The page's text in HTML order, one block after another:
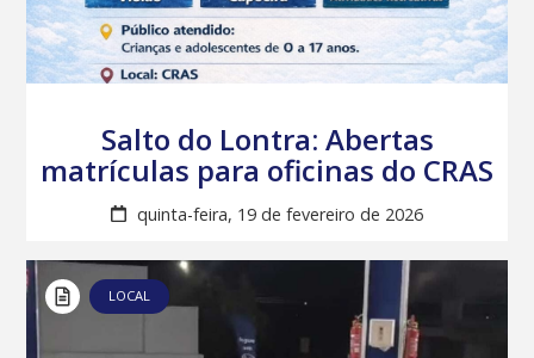
Salto do Lontra: Abertas
matrículas para oficinas do CRAS
quinta-feira, 19 de fevereiro de 2026
LOCAL